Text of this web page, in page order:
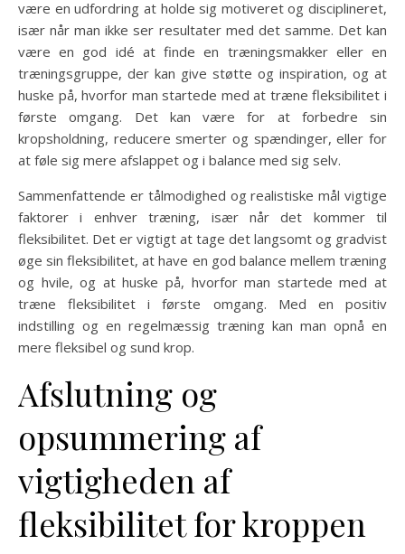
være en udfordring at holde sig motiveret og disciplineret,
især når man ikke ser resultater med det samme. Det kan
være en god idé at finde en træningsmakker eller en
træningsgruppe, der kan give støtte og inspiration, og at
huske på, hvorfor man startede med at træne fleksibilitet i
første omgang. Det kan være for at forbedre sin
kropsholdning, reducere smerter og spændinger, eller for
at føle sig mere afslappet og i balance med sig selv.
Sammenfattende er tålmodighed og realistiske mål vigtige
faktorer i enhver træning, især når det kommer til
fleksibilitet. Det er vigtigt at tage det langsomt og gradvist
øge sin fleksibilitet, at have en god balance mellem træning
og hvile, og at huske på, hvorfor man startede med at
træne fleksibilitet i første omgang. Med en positiv
indstilling og en regelmæssig træning kan man opnå en
mere fleksibel og sund krop.
Afslutning og
opsummering af
vigtigheden af
fleksibilitet for kroppen